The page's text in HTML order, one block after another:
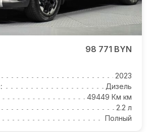
98 771 BYN
2023
Дизель
49449 Км км
2.2 л
Полный